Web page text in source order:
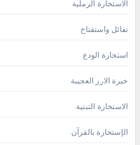
الاستخارة الرملية
تفائل واستفتاح
استخارة الودع
خيرة الارز العجيبة
الاستخارة التبتية
الإستخارة بالقرآن